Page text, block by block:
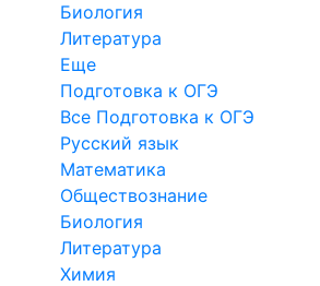
Биология
Литература
Еще
Подготовка к ОГЭ
Все Подготовка к ОГЭ
Русский язык
Математика
Обществознание
Биология
Литература
Химия